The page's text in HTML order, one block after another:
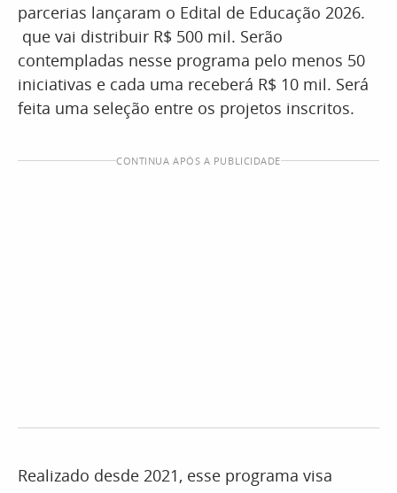
parcerias lançaram o Edital de Educação 2026.
que vai distribuir R$ 500 mil. Serão
contempladas nesse programa pelo menos 50
iniciativas e cada uma receberá R$ 10 mil. Será
feita uma seleção entre os projetos inscritos.
CONTINUA APÓS A PUBLICIDADE
Realizado desde 2021, esse programa visa